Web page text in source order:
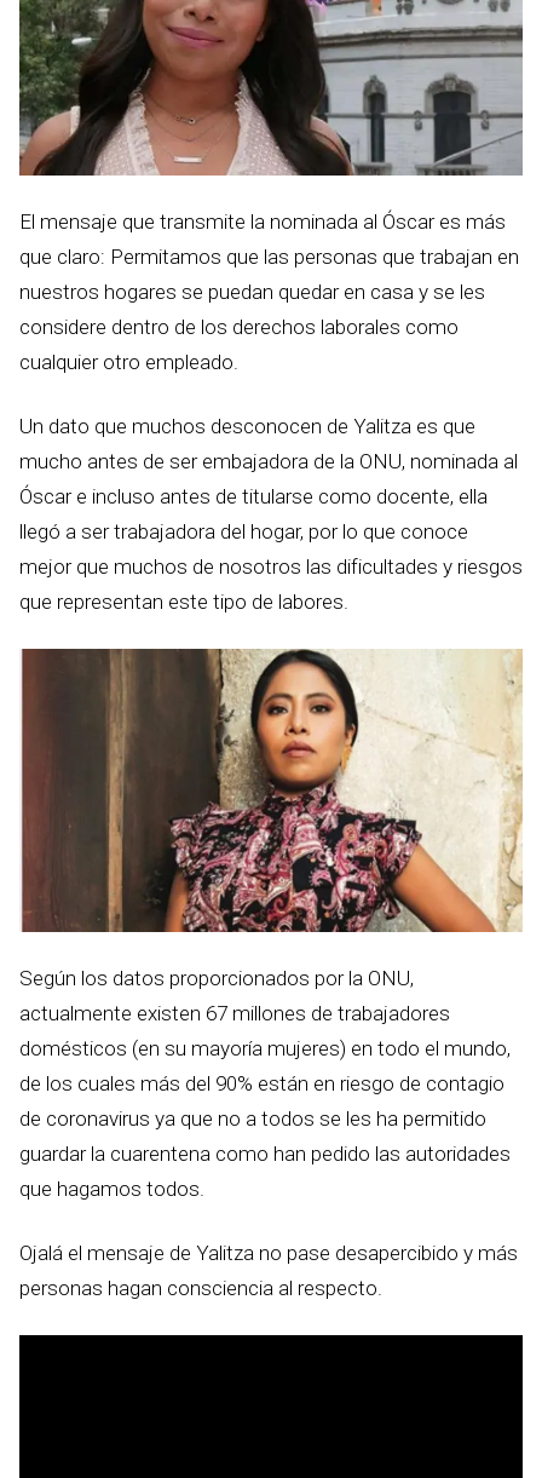
El mensaje que transmite la nominada al Óscar es más
que claro: Permitamos que las personas que trabajan en
nuestros hogares se puedan quedar en casa y se les
considere dentro de los derechos laborales como
cualquier otro empleado.
Un dato que muchos desconocen de Yalitza es que
mucho antes de ser embajadora de la ONU, nominada al
Óscar e incluso antes de titularse como docente, ella
llegó a ser trabajadora del hogar, por lo que conoce
mejor que muchos de nosotros las dificultades y riesgos
que representan este tipo de labores.
Según los datos proporcionados por la ONU,
actualmente existen 67 millones de trabajadores
domésticos (en su mayoría mujeres) en todo el mundo,
de los cuales más del 90% están en riesgo de contagio
de coronavirus ya que no a todos se les ha permitido
guardar la cuarentena como han pedido las autoridades
que hagamos todos.
Ojalá el mensaje de Yalitza no pase desapercibido y más
personas hagan consciencia al respecto.